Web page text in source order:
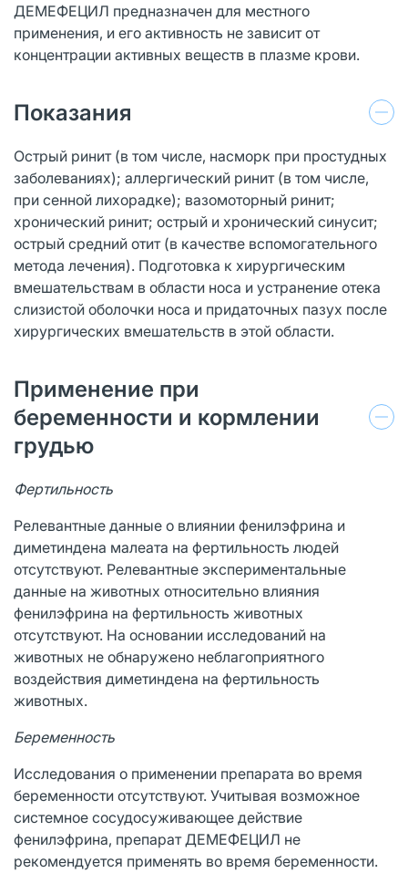
ДЕМЕФЕЦИЛ предназначен для местного
применения, и его активность не зависит от
концентрации активных веществ в плазме крови.
Показания
Острый ринит (в том числе, насморк при простудных
заболеваниях); аллергический ринит (в том числе,
при сенной лихорадке); вазомоторный ринит;
хронический ринит; острый и хронический синусит;
острый средний отит (в качестве вспомогательного
метода лечения). Подготовка к хирургическим
вмешательствам в области носа и устранение отека
слизистой оболочки носа и придаточных пазух после
хирургических вмешательств в этой области.
Применение при
беременности и кормлении
грудью
Фертильность
Релевантные данные о влиянии фенилэфрина и
диметиндена малеата на фертильность людей
отсутствуют. Релевантные экспериментальные
данные на животных относительно влияния
фенилэфрина на фертильность животных
отсутствуют. На основании исследований на
животных не обнаружено неблагоприятного
воздействия диметиндена на фертильность
животных.
Беременность
Исследования о применении препарата во время
беременности отсутствуют. Учитывая возможное
системное сосудосуживающее действие
фенилэфрина, препарат ДЕМЕФЕЦИЛ не
рекомендуется применять во время беременности.